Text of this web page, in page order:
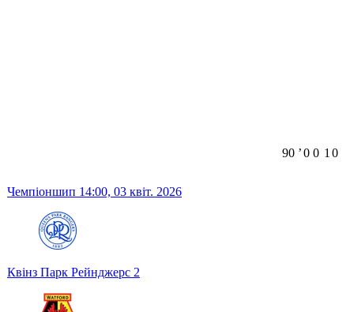
Чемпіоншип 14:00, 03 квіт. 2026
Квінз Парк Рейнджерс 2
90 ʼ0 0 1 0